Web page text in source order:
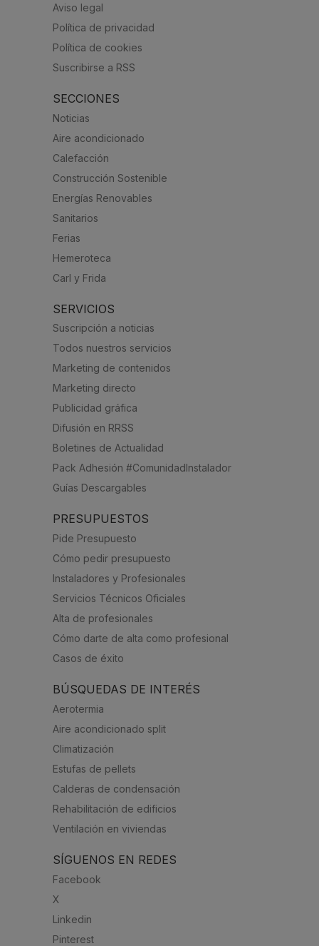
Aviso legal
Política de privacidad
Política de cookies
Suscribirse a RSS
SECCIONES
Noticias
Aire acondicionado
Calefacción
Construcción Sostenible
Energías Renovables
Sanitarios
Ferias
Hemeroteca
Carl y Frida
SERVICIOS
Suscripción a noticias
Todos nuestros servicios
Marketing de contenidos
Marketing directo
Publicidad gráfica
Difusión en RRSS
Boletines de Actualidad
Pack Adhesión #ComunidadInstalador
Guías Descargables
PRESUPUESTOS
Pide Presupuesto
Cómo pedir presupuesto
Instaladores y Profesionales
Servicios Técnicos Oficiales
Alta de profesionales
Cómo darte de alta como profesional
Casos de éxito
BÚSQUEDAS DE INTERÉS
Aerotermia
Aire acondicionado split
Climatización
Estufas de pellets
Calderas de condensación
Rehabilitación de edificios
Ventilación en viviendas
SÍGUENOS EN REDES
Facebook
X
Linkedin
Pinterest